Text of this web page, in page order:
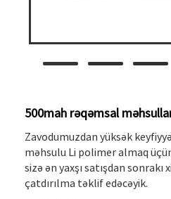
500mah rəqəmsal
Zavodumuzdan yüksək
məhsulu Li polimer almaq
sizə ən yaxşı satışdan sonrakı
çatdırılma təklif edəcəyik.